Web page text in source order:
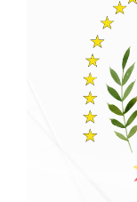
Plan
Cédulas
Procesos
Ejecución